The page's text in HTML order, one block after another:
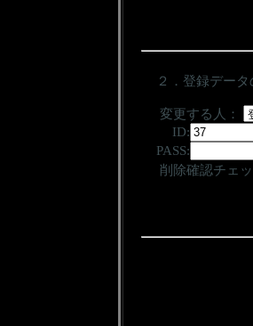
２．登録データ
変更する人：
ID:
PASS:
削除確認チェ